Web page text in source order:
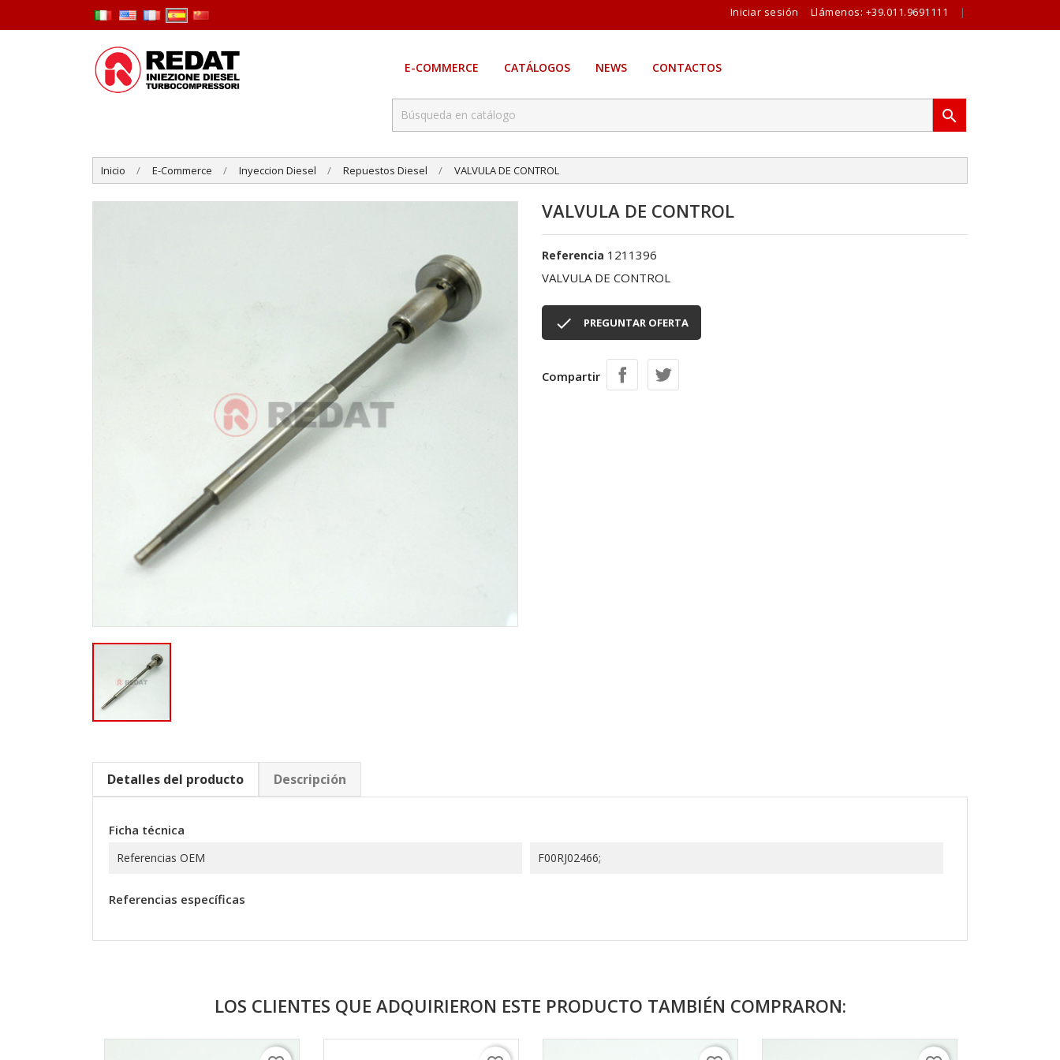
Iniciar sesión Llámenos: +39.011.9691111 |
E-COMMERCE CATÁLOGOS NEWS CONTACTOS

Inicio E-Commerce Inyeccion Diesel Repuestos Diesel VALVULA DE CONTROL
VALVULA DE CONTROL
Referencia 1211396
VALVULA DE CONTROL
 PREGUNTAR OFERTA
Compartir
Detalles del producto Descripción
Ficha técnica
Referencias OEM F00RJ02466;
Referencias específicas
LOS CLIENTES QUE ADQUIRIERON ESTE PRODUCTO TAMBIÉN COMPRARON: